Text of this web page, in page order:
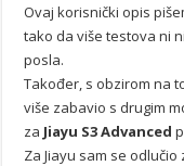
Ovaj korisnički opis
tako da više testova ni
posla.
Također, s obzirom na
više zabavio s drugim
za Jiayu S3 Advanced
Za Jiayu sam se odlučio